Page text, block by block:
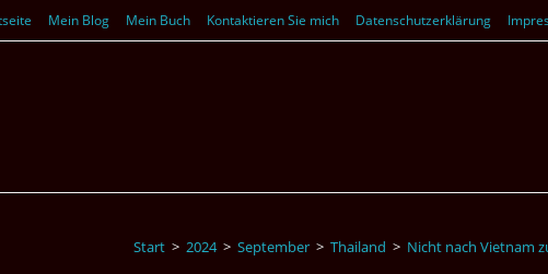
Mein Blog Mein Buch Kontaktieren Sie mich Datenschutzerklärung
Start > 2024 > September > Thailand > Nicht nach Vietnam